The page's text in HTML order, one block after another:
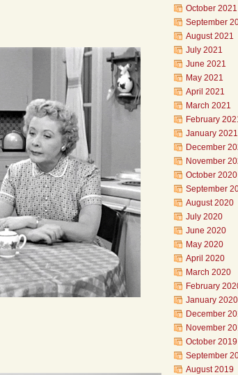
October 2021
September
August 2021
July 2021
June 2021
May 2021
April 2021
March 2021
February
January 2021
December
November
October 2020
September
August 2020
July 2020
June 2020
May 2020
April 2020
March 2020
February
January 2020
December
November
October 2019
September
August 2019